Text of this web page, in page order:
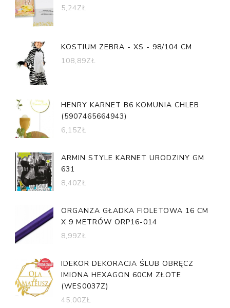
5,24ZŁ
KOSTIUM ZEBRA - XS - 98/104 CM
108,89ZŁ
HENRY KARNET B6 KOMUNIA CHLEB
(5907465664943)
6,15ZŁ
ARMIN STYLE KARNET URODZINY GM
631
8,40ZŁ
ORGANZA GŁADKA FIOLETOWA 16 CM
X 9 METRÓW ORP16-014
8,99ZŁ
IDEKOR DEKORACJA ŚLUB OBRĘCZ
IMIONA HEXAGON 60CM ZŁOTE
(WES0037Z)
45,00ZŁ